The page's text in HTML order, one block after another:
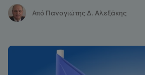
Από Παναγιώτης Δ. Αλεξάκης